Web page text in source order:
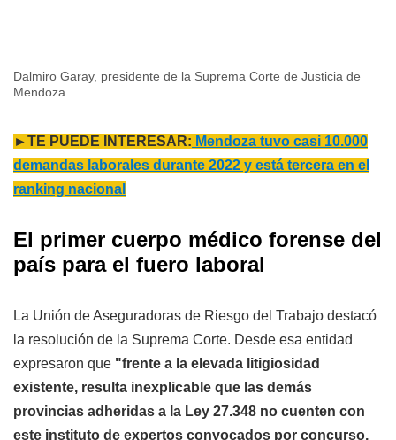
Dalmiro Garay, presidente de la Suprema Corte de Justicia de
Mendoza.
►TE PUEDE INTERESAR: Mendoza tuvo casi 10.000
demandas laborales durante 2022 y está tercera en el
ranking nacional
El primer cuerpo médico forense del
país para el fuero laboral
La Unión de Aseguradoras de Riesgo del Trabajo destacó
la resolución de la Suprema Corte. Desde esa entidad
expresaron que "frente a la elevada litigiosidad
existente, resulta inexplicable que las demás
provincias adheridas a la Ley 27.348 no cuenten con
este instituto de expertos convocados por concurso,